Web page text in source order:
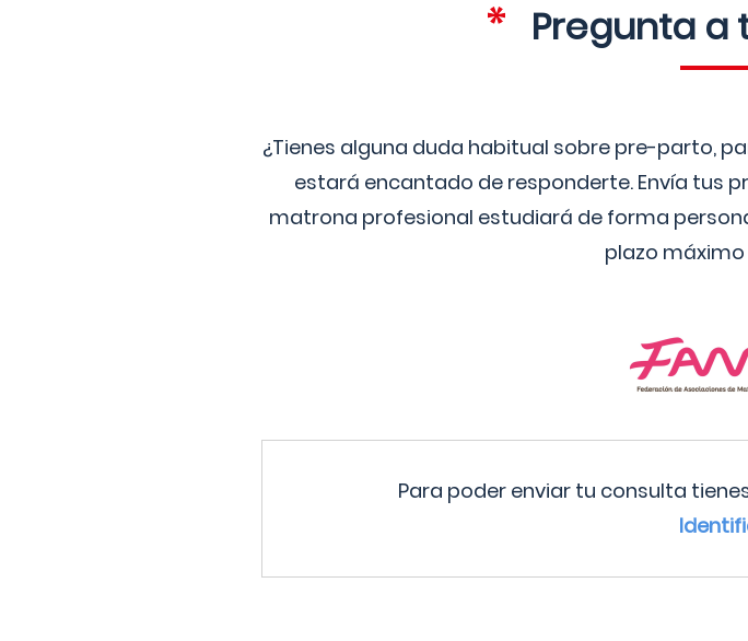
Pregunta a
¿Tienes alguna duda habitual sobre pre-parto,
estará encantado de responderte. Envía tus
matrona profesional estudiará de forma
plazo máximo
Para poder enviar tu consulta